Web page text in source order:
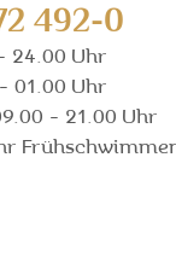
492-0
24.00 Uhr
01.00 Uhr
- 21.00 Uhr